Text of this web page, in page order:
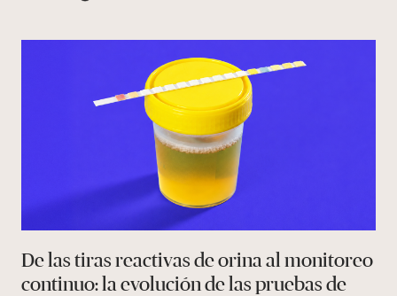
De las tiras reactivas de orina al monitoreo
continuo: la evolución de las pruebas de